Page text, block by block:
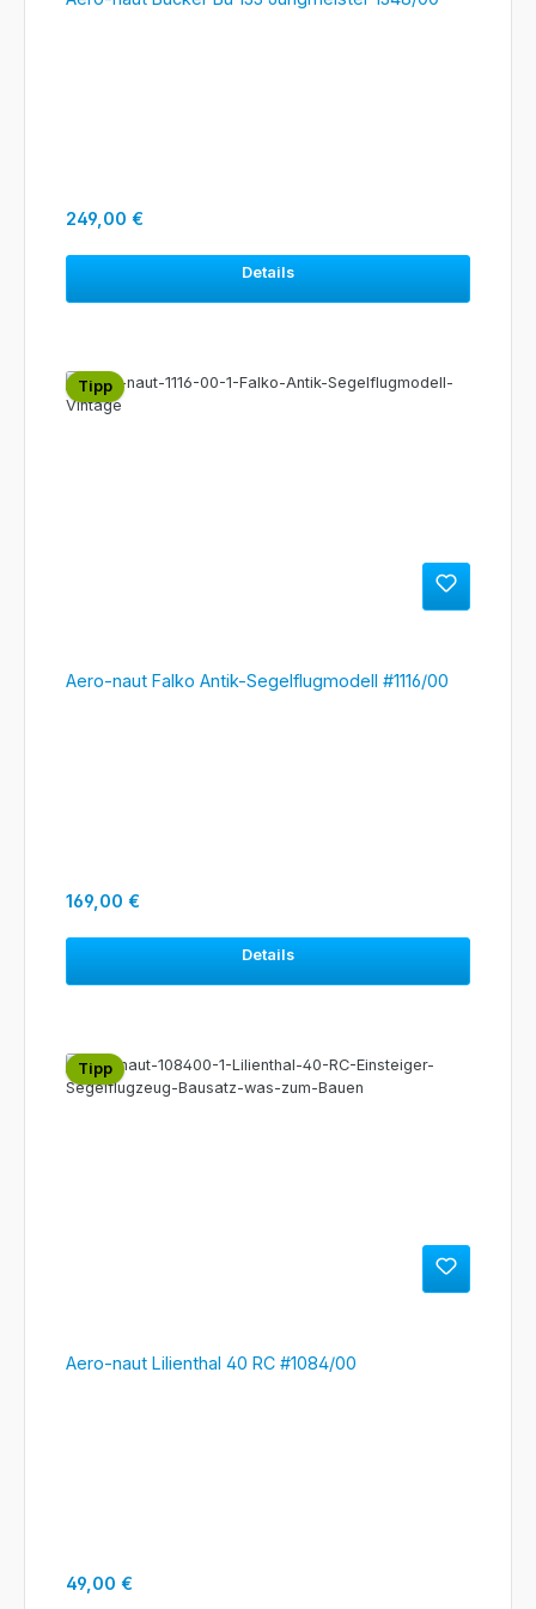
Regulärer Preis:
249,00 €
Details
Tipp
Aero-naut Falko Antik-Segelflugmodell #1116/00
Regulärer Preis:
169,00 €
Details
Tipp
Aero-naut Lilienthal 40 RC #1084/00
Regulärer Preis:
49,00 €